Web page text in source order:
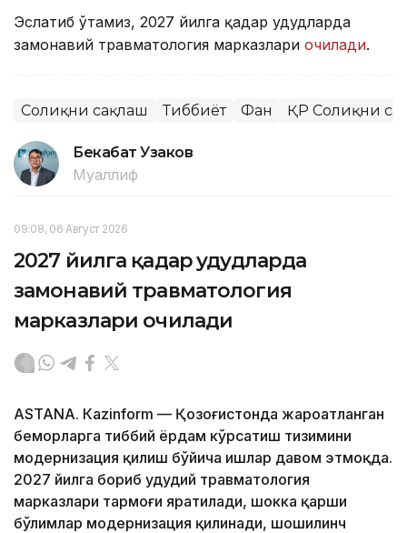
Эслатиб ўтамиз, 2027 йилга қадар ҳудудларда
замонавий травматология марказлари очилади.
Соғлиқни сақлаш Тиббиёт Фан ҚР Соғлиқни
Бекабат Узаков
Муаллиф
09:08, 06 Август 2026
2027 йилга қадар ҳудудларда
замонавий травматология
марказлари очилади
ASTANА. Кazinform — Қозоғистонда жароҳатланган
беморларга тиббий ёрдам кўрсатиш тизимини
модернизация қилиш бўйича ишлар давом этмоқда.
2027 йилга бориб ҳудудий травматология
марказлари тармоғи яратилади, шокка қарши
бўлимлар модернизация қилинади, шошилинч